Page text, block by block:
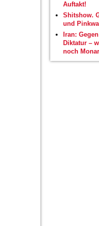
Auftakt!
Shitshow.
und
Iran:
Diktatur –
noch